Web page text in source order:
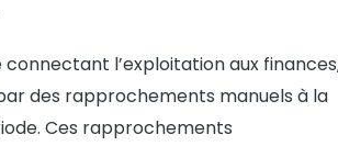
connectant l’exploitation aux
des rapprochements manuels à la
Ces rapprochements